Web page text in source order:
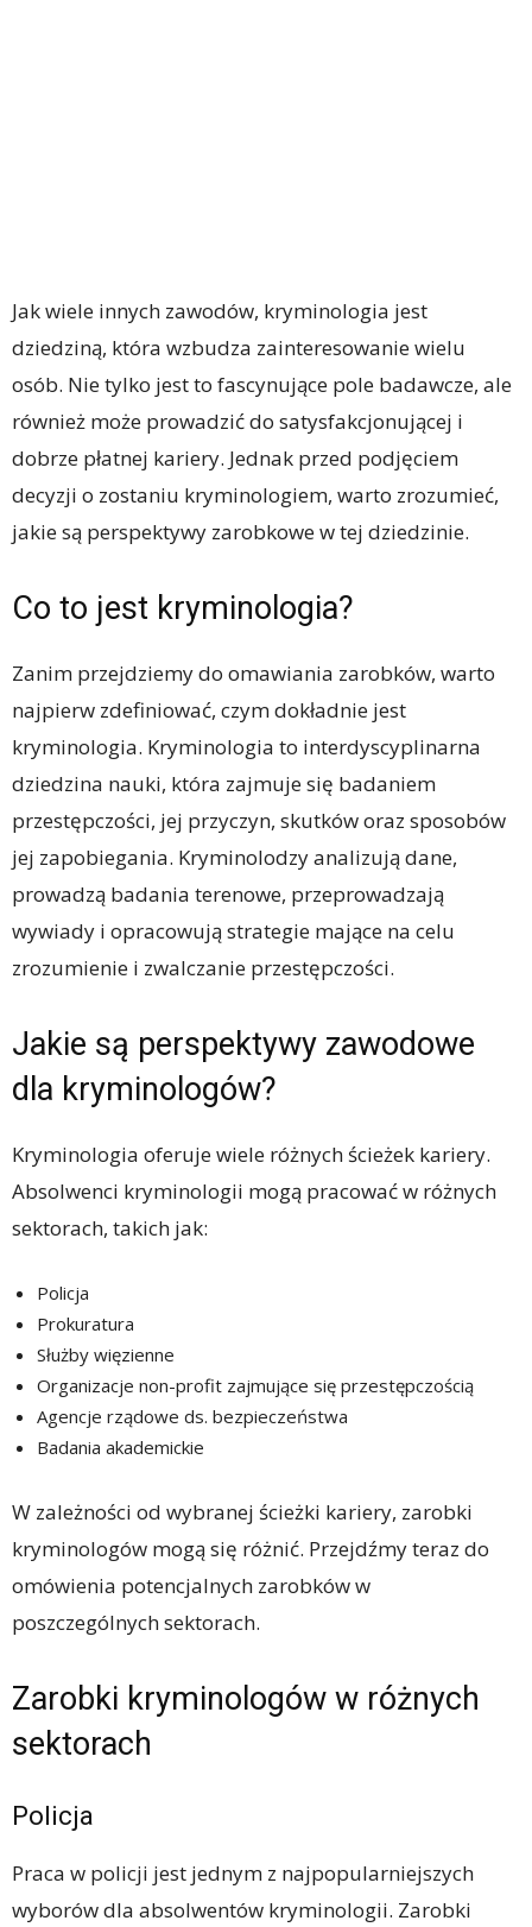
Jak wiele innych zawodów, kryminologia jest
dziedziną, która wzbudza zainteresowanie wielu
osób. Nie tylko jest to fascynujące pole badawcze, ale
również może prowadzić do satysfakcjonującej i
dobrze płatnej kariery. Jednak przed podjęciem
decyzji o zostaniu kryminologiem, warto zrozumieć,
jakie są perspektywy zarobkowe w tej dziedzinie.
Co to jest kryminologia?
Zanim przejdziemy do omawiania zarobków, warto
najpierw zdefiniować, czym dokładnie jest
kryminologia. Kryminologia to interdyscyplinarna
dziedzina nauki, która zajmuje się badaniem
przestępczości, jej przyczyn, skutków oraz sposobów
jej zapobiegania. Kryminolodzy analizują dane,
prowadzą badania terenowe, przeprowadzają
wywiady i opracowują strategie mające na celu
zrozumienie i zwalczanie przestępczości.
Jakie są perspektywy zawodowe
dla kryminologów?
Kryminologia oferuje wiele różnych ścieżek kariery.
Absolwenci kryminologii mogą pracować w różnych
sektorach, takich jak:
Policja
Prokuratura
Służby więzienne
Organizacje non-profit zajmujące się przestępczością
Agencje rządowe ds. bezpieczeństwa
Badania akademickie
W zależności od wybranej ścieżki kariery, zarobki
kryminologów mogą się różnić. Przejdźmy teraz do
omówienia potencjalnych zarobków w
poszczególnych sektorach.
Zarobki kryminologów w różnych
sektorach
Policja
Praca w policji jest jednym z najpopularniejszych
wyborów dla absolwentów kryminologii. Zarobki